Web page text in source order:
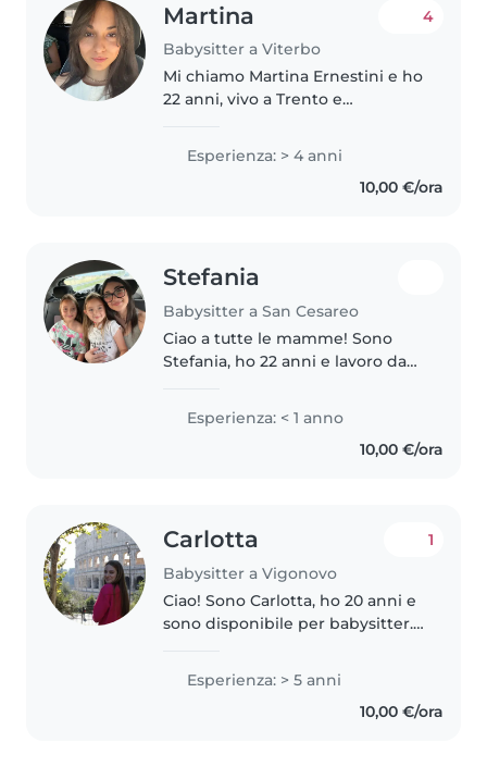
Martina
Babysitter a Viterbo
4
Mi chiamo Martina Ernestini e ho
22 anni, vivo a Trento e
studentessa di Giurisprudenza.
Sono una ragazza paziente,
dolce, premurosa e divertente.
Esperienza: > 4 anni
10,00 €/ora
Stefania
Babysitter a San Cesareo
Ciao a tutte le mamme! Sono
Stefania, ho 22 anni e lavoro da
ragazza molto responsabile e
determinata. Amo i bambini e ho
avuto molte esperienze come
Esperienza: < 1 anno
10,00 €/ora
Carlotta
Babysitter a Vigonovo
1
Ciao! Sono Carlotta, ho 20 anni e
sono disponibile per babysitter.
sanità e l'assistenza sociale,
quindi attinente al settore. Ho
lavorato come animatrice..
Esperienza: > 5 anni
10,00 €/ora